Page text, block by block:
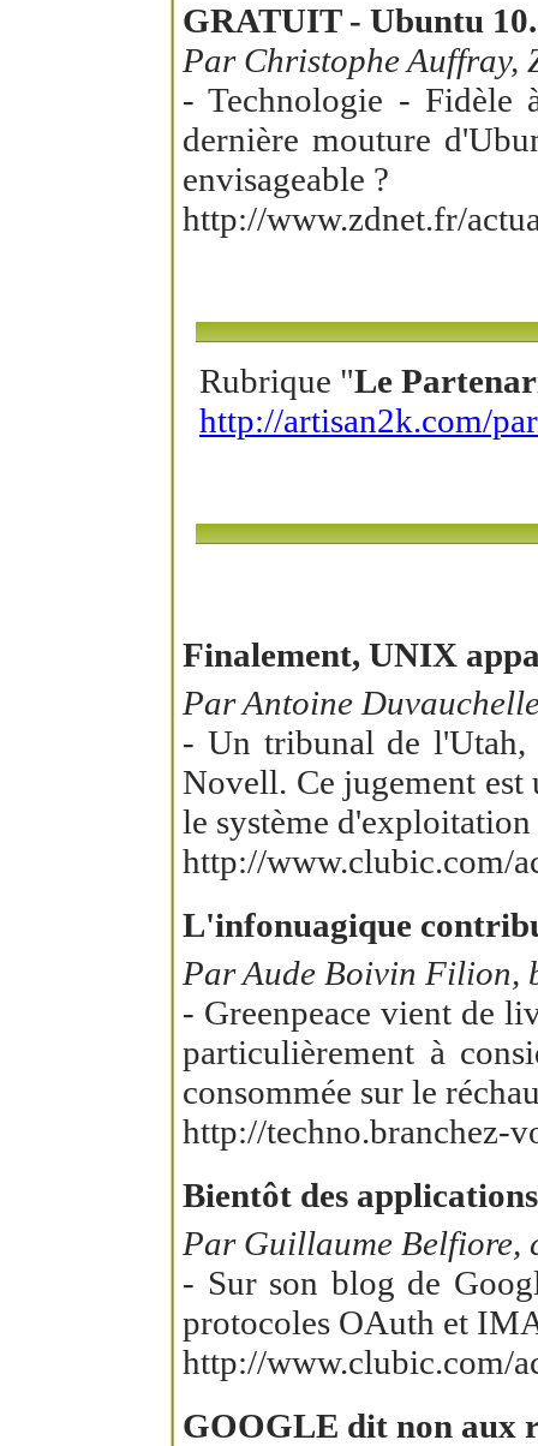
GRATUIT - Ubuntu
Par Christophe Auffray,
- Technologie - Fidèle
dernière mouture
envisageable ?
http://www.zdnet.fr/
Rubrique "Le
http://artisan2k.com/
Finalement, UNIX
Par Antoine
- Un tribunal de l'Utah,
Novell. Ce jugement est
le système
http://www.clubic.com/
L'infonuagique
Par Aude Boivin Filion,
- Greenpeace vient de
particulièrement à
consommée sur le
http://techno.branchez-
Bientôt des
Par Guillaume Belfiore,
- Sur son blog de
protocoles OAuth et
http://www.clubic.com/
GOOGLE dit non aux